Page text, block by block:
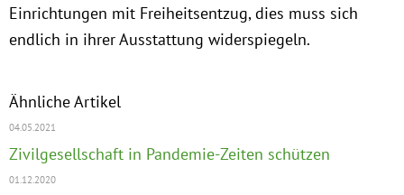
Einrichtungen mit Freiheitsentzug, dies muss sich
endlich in ihrer Ausstattung widerspiegeln.
Ähnliche Artikel
04.05.2021
Zivilgesellschaft in Pandemie-Zeiten schützen
01.12.2020